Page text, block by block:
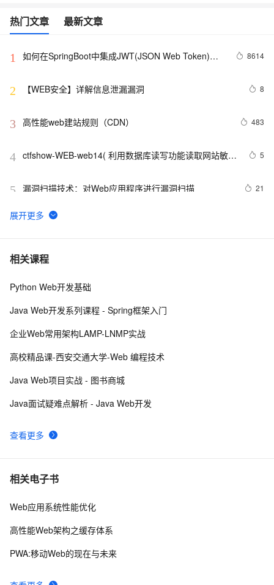
热门文章 最新文章
1
如何在SpringBoot中集成JWT(JSON Web Token)鉴
8614
2 【WEB安全】详解信息泄漏漏洞 8
3 高性能web建站规则（CDN） 483
4 ctfshow-WEB-web14( 利用数据库读写功能读取网站敏感
5
5 漏洞扫描技术：对Web应用程序进行漏洞扫描 21
6
7 Python：使用PyJWT实现JSON Web Tokens加密解密
8 RDIFramework.NET开发实例━表约束条件权限的使
10【常见Web应用安全问题】---3、Code Execution
相关课程
查看更多
Python Web开发基础
Java Web开发系列课程 - Spring框架入门
企业Web常用架构LAMP-LNMP实战
高校精品课-西安交通大学-Web 编程技术
Java Web项目实战 - 图书商城
Java面试疑难点解析 - Java Web开发
相关电子书
Web应用系统性能优化
高性能Web架构之缓存体系
PWA:移动Web的现在与未来